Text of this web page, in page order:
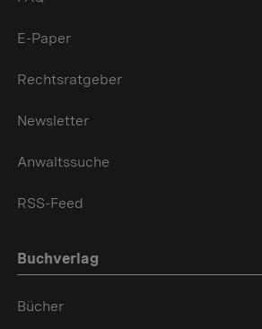
E-Paper
Rechtsratgeber
Newsletter
Anwaltssuche
RSS-Feed
Buchverlag
Bücher